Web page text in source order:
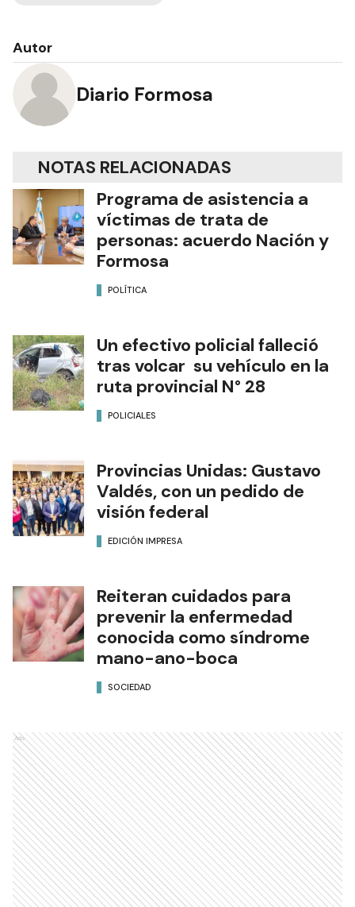
Autor
Diario Formosa
NOTAS RELACIONADAS
Programa de asistencia a
víctimas de trata de
personas: acuerdo Nación y
Formosa
POLÍTICA
Un efectivo policial falleció
tras volcar su vehículo en la
ruta provincial N° 28
POLICIALES
Provincias Unidas: Gustavo
Valdés, con un pedido de
visión federal
EDICIÓN IMPRESA
Reiteran cuidados para
prevenir la enfermedad
conocida como síndrome
mano-ano-boca
SOCIEDAD
Ads